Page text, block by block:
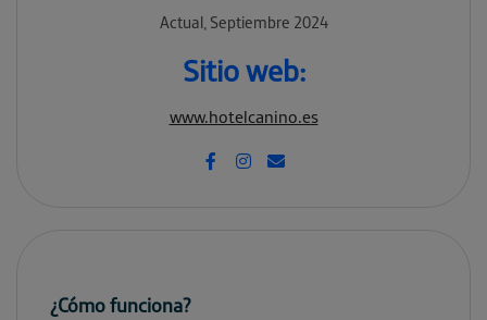
Actual, Septiembre 2024
Sitio web:
www.hotelcanino.es
¿Cómo funciona?